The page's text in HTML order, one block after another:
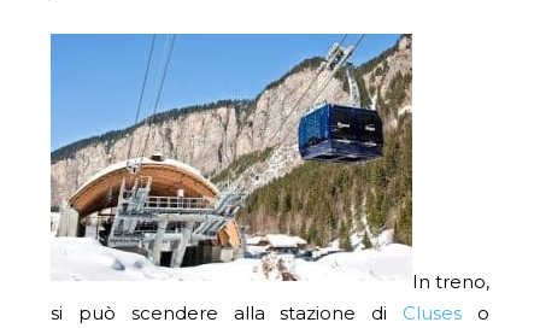
In treno,
si può scendere alla stazione di Cluses o